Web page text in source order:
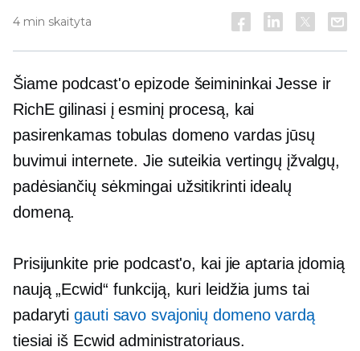
4 min skaityta
Šiame podcast'o epizode šeimininkai Jesse ir
RichE gilinasi į esminį procesą, kai
pasirenkamas tobulas domeno vardas jūsų
buvimui internete. Jie suteikia vertingų įžvalgų,
padėsiančių sėkmingai užsitikrinti idealų
domeną.
Prisijunkite prie podcast'o, kai jie aptaria įdomią
naują „Ecwid“ funkciją, kuri leidžia jums tai
padarytigauti savo svajonių domeno vardą
tiesiai iš Ecwid administratoriaus.